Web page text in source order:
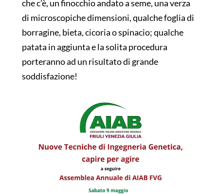
che c’è, un finocchio andato a seme, una verza
di microscopiche dimensioni, qualche foglia di
borragine, bieta, cicoria o spinacio; qualche
patata in aggiunta e la solita procedura
porteranno ad un risultato di grande
soddisfazione!